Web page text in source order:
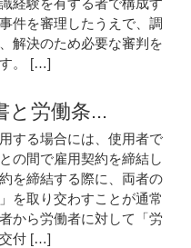
件を審理したうえで、調
解決のため必要な審判を
。 […]
と労働条...
する場合には、使用者で
の間で雇用契約を締結し
を締結する際に、両者の
を取り交わすことが通常
から労働者に対して「労
付 […]